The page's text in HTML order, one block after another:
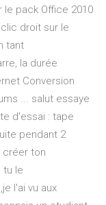
le pack Office 2010
droit sur le
tant
la durée
Conversion
... salut essaye
d'essai : tape
pendant 2
créer ton
tu le
l'ai vu aux